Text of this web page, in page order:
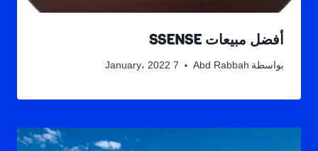
أفضل مبيعات SSENSE
بواسطة Abd Rabbah 7 January، 2022